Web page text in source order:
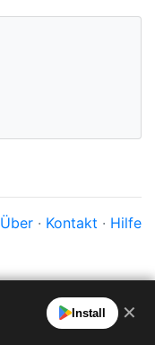
Über · Kontakt · Hilfe
Install ✕